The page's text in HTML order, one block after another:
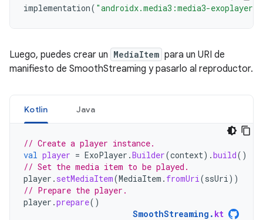
implementation( "androidx.media3:media3-exoplayer-
Luego, puedes crear un MediaItem para un URI de
manifiesto de SmoothStreaming y pasarlo al reproductor.
Kotlin Java
// Create a player instance.
val player = ExoPlayer .Builder(context).build()
// Set the media item to be played.
player . setMediaItem(MediaItem . fromUri(ssUri))
// Prepare the player.
player .prepare()
SmoothStreaming . kt